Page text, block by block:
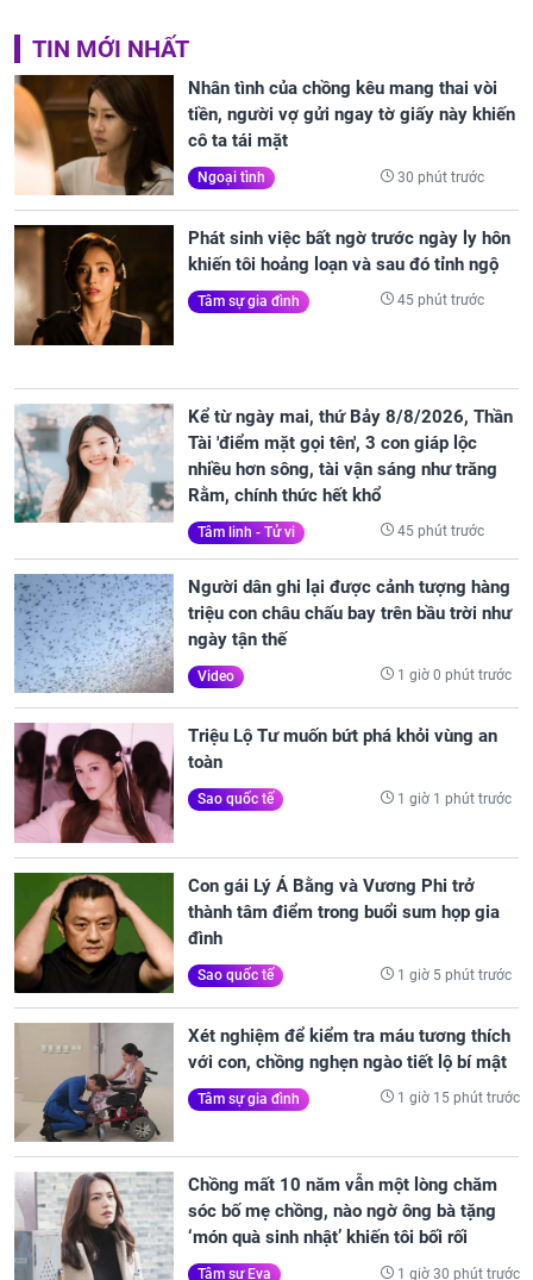
TIN MỚI NHẤT
Nhân tình của chồng kêu mang thai vòi
tiền, người vợ gửi ngay tờ giấy này khiến
cô ta tái mặt
Ngoại tình 30 phút trước
Phát sinh việc bất ngờ trước ngày ly hôn
khiến tôi hoảng loạn và sau đó tỉnh ngộ
Tâm sự gia đình 45 phút trước
Kể từ ngày mai, thứ Bảy 8/8/2026, Thần
Tài 'điểm mặt gọi tên', 3 con giáp lộc
nhiều hơn sông, tài vận sáng như trăng
Rằm, chính thức hết khổ
Tâm linh - Tử vi 45 phút trước
Người dân ghi lại được cảnh tượng hàng
triệu con châu chấu bay trên bầu trời như
ngày tận thế
Video 1 giờ 0 phút trước
Triệu Lộ Tư muốn bứt phá khỏi vùng an
toàn
Sao quốc tế 1 giờ 1 phút trước
Con gái Lý Á Bằng và Vương Phi trở
thành tâm điểm trong buổi sum họp gia
đình
Sao quốc tế 1 giờ 5 phút trước
Xét nghiệm để kiểm tra máu tương thích
với con, chồng nghẹn ngào tiết lộ bí mật
Tâm sự gia đình 1 giờ 15 phút trước
Chồng mất 10 năm vẫn một lòng chăm
sóc bố mẹ chồng, nào ngờ ông bà tặng
‘món quà sinh nhật’ khiến tôi bối rối
Tâm sự Eva 1 giờ 30 phút trước